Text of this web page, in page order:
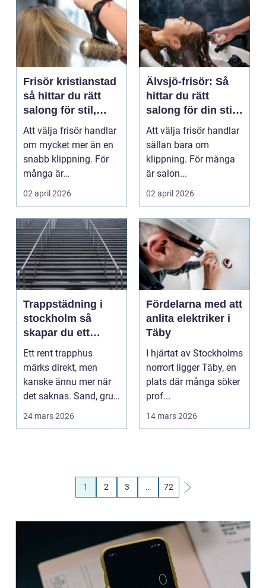
Frisör kristianstad
så hittar du rätt
salong för stil,
kvalitet och trivsel
Att välja frisör handlar
om mycket mer än en
snabb klippning. För
många är
salongsbesöket en
paus i ...
02 april 2026
Älvsjö-frisör: Så
hittar du rätt
salong för din stil
och ditt hår
Att välja frisör handlar
sällan bara om
klippning. För många
är salon...
02 april 2026
Trappstädning i
stockholm så
skapar du ett
tryggt och
välkomnande
trapphus
Ett rent trapphus
märks direkt, men
kanske ännu mer när
det saknas. Sand, grus,
damm och fläckar på
24 mars 2026
Fördelarna med att
anlita elektriker i
Täby
I hjärtat av Stockholms
norrort ligger Täby, en
plats där många söker
prof...
14 mars 2026
1 2 3 … 72